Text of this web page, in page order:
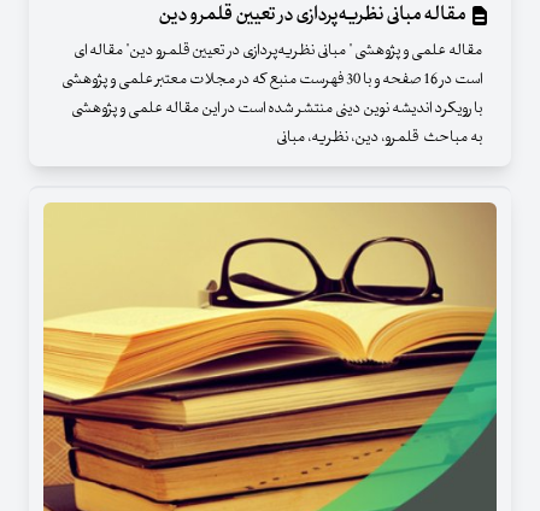
مقاله مبانی نظریه‌پردازی در تعیین قلمرو دین
مقاله علمی و پژوهشی " مبانی نظریه‌پردازی در تعیین قلمرو دین" مقاله ای
است در 16 صفحه و با 30 فهرست منبع که در مجلات معتبر علمی و پژوهشی
با رویکرد اندیشه نوین دینی منتشر شده است در این مقاله علمی و پژوهشی
به مباحث قلمرو، دین، نظریه، مبانی